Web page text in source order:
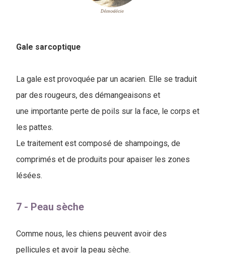
Gale sarcoptique
La gale est provoquée par un acarien. Elle se traduit
par des rougeurs, des démangeaisons et
une importante perte de poils sur la face, le corps et
les pattes.
Le traitement est composé de shampoings, de
comprimés et de produits pour apaiser les zones
lésées.
7 - Peau sèche
Comme nous, les chiens peuvent avoir des
pellicules et avoir la peau sèche.